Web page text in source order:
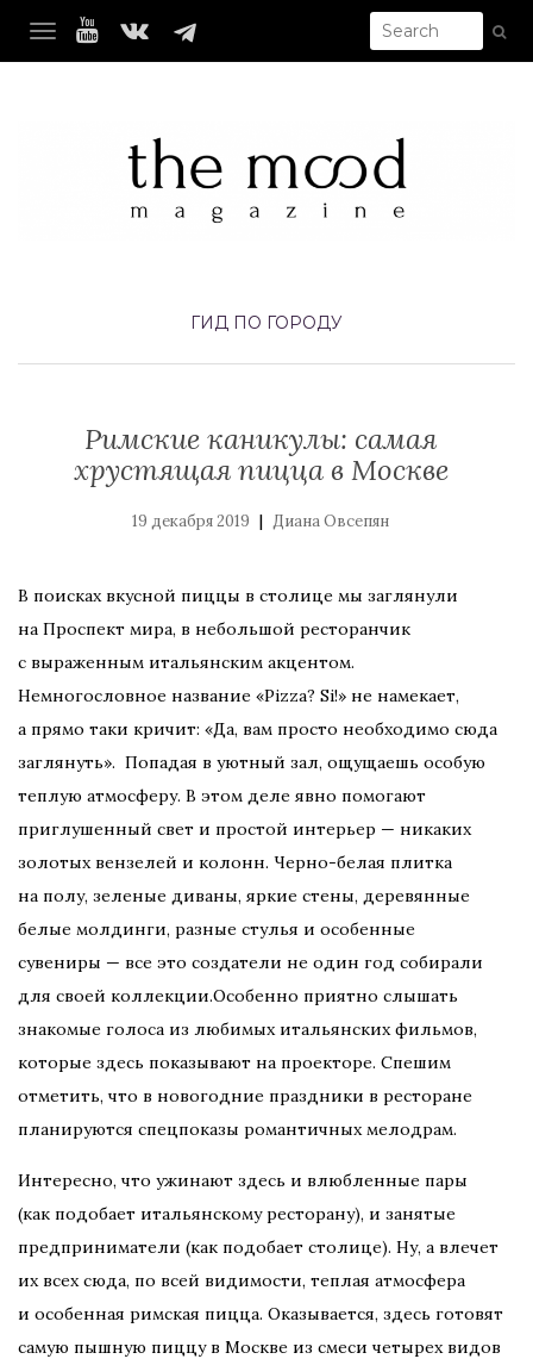
TOGGLE NAVIGATION
ГИД ПО ГОРОДУ
Римские каникулы: самая
хрустящая пицца в Москве
19 декабря 2019 | Диана Овсепян
В поисках вкусной пиццы в столице мы заглянули
на Проспект мира, в небольшой ресторанчик
с выраженным итальянским акцентом.
Немногословное название «Pizza? Si!» не намекает,
а прямо таки кричит: «Да, вам просто необходимо сюда
заглянуть». Попадая в уютный зал, ощущаешь особую
теплую атмосферу. В этом деле явно помогают
приглушенный свет и простой интерьер — никаких
золотых вензелей и колонн. Черно-белая плитка
на полу, зеленые диваны, яркие стены, деревянные
белые молдинги, разные стулья и особенные
сувениры — все это создатели не один год собирали
для своей коллекции.Особенно приятно слышать
знакомые голоса из любимых итальянских фильмов,
которые здесь показывают на проекторе. Спешим
отметить, что в новогодние праздники в ресторане
планируются спецпоказы романтичных мелодрам.
Интересно, что ужинают здесь и влюбленные пары
(как подобает итальянскому ресторану), и занятые
предприниматели (как подобает столице). Ну, а влечет
их всех сюда, по всей видимости, теплая атмосфера
и особенная римская пицца. Оказывается, здесь готовят
самую пышную пиццу в Москве из смеси четырех видов